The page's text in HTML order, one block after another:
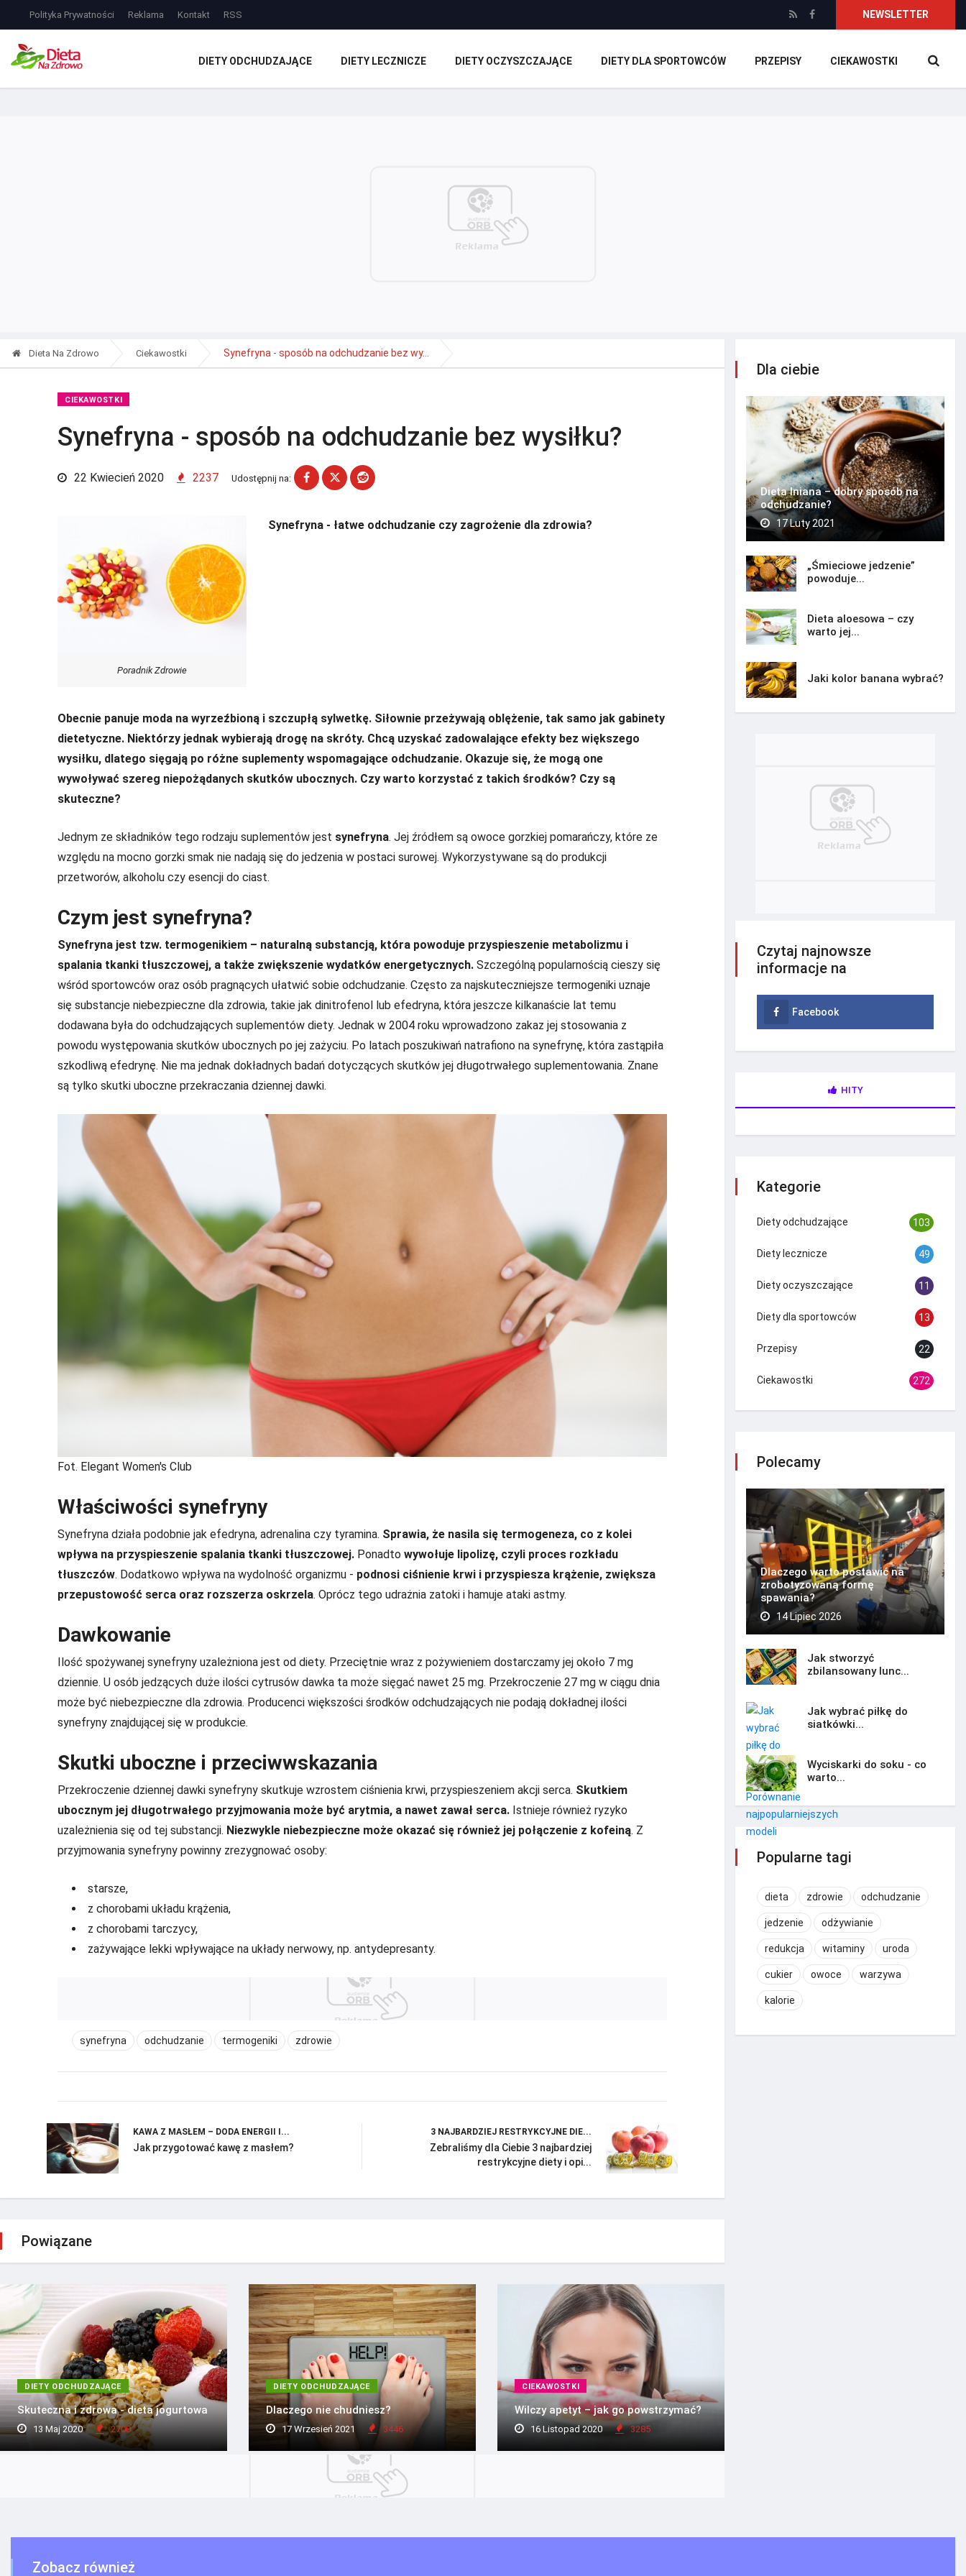
Polityka Prywatności Reklama Kontakt RSS NEWSLETTER
DIETY ODCHUDZAJĄCE DIETY LECZNICZE DIETY OCZYSZCZAJĄCE DIETY DLA SPORTOWCÓW PRZEPISY CIEKAWOSTKI
Dieta Na Zdrowo Ciekawostki Synefryna - sposób na odchudzanie bez wy...
CIEKAWOSTKI
Synefryna - sposób na odchudzanie bez wysiłku?
22 Kwiecień 2020 2237 Udostępnij na:
Poradnik Zdrowie
Synefryna - łatwe odchudzanie czy zagrożenie dla zdrowia?
Obecnie panuje moda na wyrzeźbioną i szczupłą sylwetkę. Siłownie przeżywają oblężenie, tak samo jak gabinety
dietetyczne. Niektórzy jednak wybierają drogę na skróty. Chcą uzyskać zadowalające efekty bez większego
wysiłku, dlatego sięgają po różne suplementy wspomagające odchudzanie. Okazuje się, że mogą one
wywoływać szereg niepożądanych skutków ubocznych. Czy warto korzystać z takich środków? Czy są
skuteczne?
Jednym ze składników tego rodzaju suplementów jest synefryna. Jej źródłem są owoce gorzkiej pomarańczy, które ze
względu na mocno gorzki smak nie nadają się do jedzenia w postaci surowej. Wykorzystywane są do produkcji
przetworów, alkoholu czy esencji do ciast.
Czym jest synefryna?
Synefryna jest tzw. termogenikiem – naturalną substancją, która powoduje przyspieszenie metabolizmu i
spalania tkanki tłuszczowej, a także zwiększenie wydatków energetycznych. Szczególną popularnością cieszy się
wśród sportowców oraz osób pragnących ułatwić sobie odchudzanie. Często za najskuteczniejsze termogeniki uznaje
się substancje niebezpieczne dla zdrowia, takie jak dinitrofenol lub efedryna, która jeszcze kilkanaście lat temu
dodawana była do odchudzających suplementów diety. Jednak w 2004 roku wprowadzono zakaz jej stosowania z
powodu występowania skutków ubocznych po jej zażyciu. Po latach poszukiwań natrafiono na synefrynę, która zastąpiła
szkodliwą efedrynę. Nie ma jednak dokładnych badań dotyczących skutków jej długotrwałego suplementowania. Znane
są tylko skutki uboczne przekraczania dziennej dawki.
Fot. Elegant Women's Club
Właściwości synefryny
Synefryna działa podobnie jak efedryna, adrenalina czy tyramina. Sprawia, że nasila się termogeneza, co z kolei
wpływa na przyspieszenie spalania tkanki tłuszczowej. Ponadto wywołuje lipolizę, czyli proces rozkładu
tłuszczów. Dodatkowo wpływa na wydolność organizmu - podnosi ciśnienie krwi i przyspiesza krążenie, zwiększa
przepustowość serca oraz rozszerza oskrzela. Oprócz tego udrażnia zatoki i hamuje ataki astmy.
Dawkowanie
Ilość spożywanej synefryny uzależniona jest od diety. Przeciętnie wraz z pożywieniem dostarczamy jej około 7 mg
dziennie. U osób jedzących duże ilości cytrusów dawka ta może sięgać nawet 25 mg. Przekroczenie 27 mg w ciągu dnia
może być niebezpieczne dla zdrowia. Producenci większości środków odchudzających nie podają dokładnej ilości
synefryny znajdującej się w produkcie.
Skutki uboczne i przeciwwskazania
Przekroczenie dziennej dawki synefryny skutkuje wzrostem ciśnienia krwi, przyspieszeniem akcji serca. Skutkiem
ubocznym jej długotrwałego przyjmowania może być arytmia, a nawet zawał serca. Istnieje również ryzyko
uzależnienia się od tej substancji. Niezwykle niebezpieczne może okazać się również jej połączenie z kofeiną. Z
przyjmowania synefryny powinny zrezygnować osoby:
starsze,
z chorobami układu krążenia,
z chorobami tarczycy,
zażywające lekki wpływające na układy nerwowy, np. antydepresanty.
synefryna odchudzanie termogeniki zdrowie
KAWA Z MASŁEM – DODA ENERGII I...
Jak przygotować kawę z masłem?
3 NAJBARDZIEJ RESTRYKCYJNE DIE...
Zebraliśmy dla Ciebie 3 najbardziej
restrykcyjne diety i opi...
Powiązane
DIETY ODCHUDZAJĄCE
Skuteczna i zdrowa - dieta jogurtowa
13 Maj 2020 2700
DIETY ODCHUDZAJĄCE
Dlaczego nie chudniesz?
17 Wrzesień 2021 3446
CIEKAWOSTKI
Wilczy apetyt – jak go powstrzymać?
16 Listopad 2020 3285
Dla ciebie
Dieta lniana – dobry sposób na
odchudzanie?
17 Luty 2021
„Śmieciowe jedzenie”
powoduje...
Dieta aloesowa – czy
warto jej...
Jaki kolor banana wybrać?
Czytaj najnowsze
informacje na
Facebook
HITY
Kategorie
Diety odchudzające 103
Diety lecznicze 49
Diety oczyszczające 11
Diety dla sportowców 13
Przepisy 22
Ciekawostki 272
Polecamy
Dlaczego warto postawić na
zrobotyzowaną formę
spawania?
14 Lipiec 2026
Jak stworzyć
zbilansowany lunc...
Jak wybrać piłkę do
siatkówki...
Wyciskarki do soku - co
warto...
Popularne tagi
dieta zdrowie odchudzanie
jedzenie odżywianie
redukcja witaminy uroda
cukier owoce warzywa
kalorie
Zobacz również